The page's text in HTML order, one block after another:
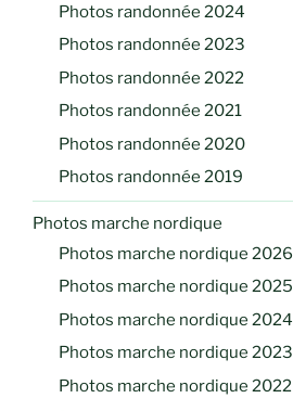
Photos randonnée 2024
Photos randonnée 2023
Photos randonnée 2022
Photos randonnée 2021
Photos randonnée 2020
Photos randonnée 2019
Photos marche nordique
Photos marche nordique 2026
Photos marche nordique 2025
Photos marche nordique 2024
Photos marche nordique 2023
Photos marche nordique 2022